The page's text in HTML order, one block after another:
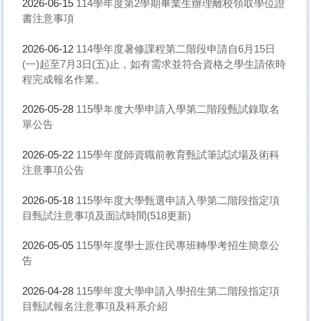
2026-06-15 114學年度第2學期畢業生辦理離校領取學位證
書注意事項
2026-06-12 114學年度暑修課程第二階段申請自6月15日
(一)起至7月3日(五)止，如有需求並符合資格之學生請依時
程完成報名作業。
2026-05-28 115學年度大學申請入學第二階段甄試錄取名
單公告
2026-05-22 115學年度師資職前教育甄試筆試試場及術科
注意事項公告
2026-05-18 115學年度大學甄選申請入學第二階段指定項
目甄試注意事項及面試時間(518更新)
2026-05-05 115學年度學士原住民專班轉學考招生簡章公
告
2026-04-28 115學年度大學申請入學招生第二階段指定項
目甄試報名注意事項及科系介紹